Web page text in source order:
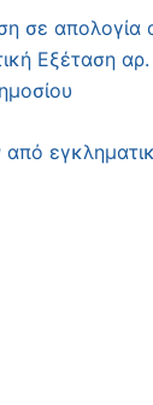
σε απολογία
Εξέταση